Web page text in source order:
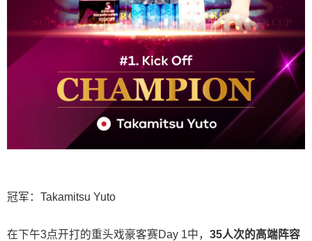
冠军： Takamitsu Yuto
在下午3点开打的重头戏豪客赛Day 1中， 35人次的高端阵容